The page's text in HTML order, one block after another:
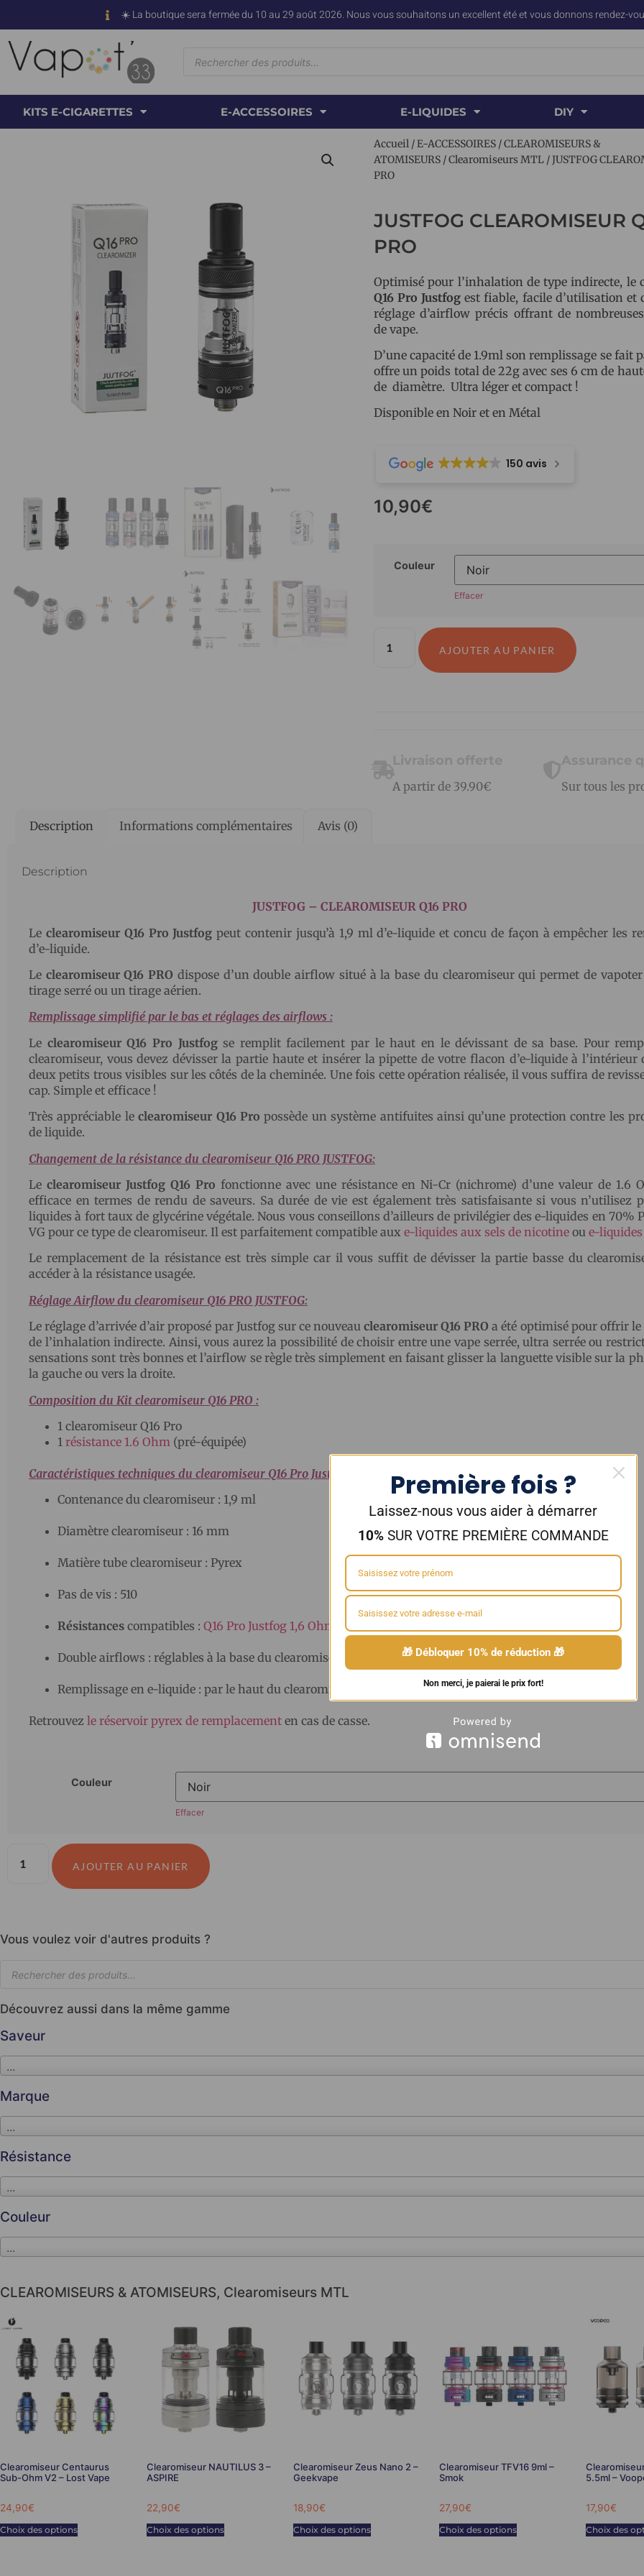
☀️ La boutique sera fermée du 10 au 29 août 2026. Nous vous souhaitons un excellent été et vous donnons rendez-
KITS E-CIGARETTES E-ACCESSOIRES E-LIQUIDES DIY
Accueil /E-ACCESSOIRES /CLEAROMISEURS &
ATOMISEURS /Clearomiseurs MTL / JUSTFOG
PRO
JUSTFOG CLEAROMISEUR
PRO
Optimisé pour l’inhalation de type indirecte, le
Q16 Pro Justfog est fiable, facile d’utilisation et
réglage d’airflow précis offrant de
de vape.
D’une capacité de 1.9ml son remplissage se fait
offre un poids total de 22g avec ses 6 cm de
de diamètre. Ultra léger et compact !
Disponible en Noir et en Métal
150 avis
10,90€
Couleur
Effacer
AJOUTER AU PANIER
Livraison offerte
A partir de 39.90€
Assurance
Sur tous les
Description Informations complémentaires Avis (0)
Description
JUSTFOG – CLEAROMISEUR Q16 PRO
Le clearomiseur Q16 Pro Justfog peut contenir jusqu’à 1,9 ml d’e-liquide et concu de façon à empêcher les
d’e-liquide.
Le clearomiseur Q16 PRO dispose d’un double airflow situé à la base du clearomiseur qui permet de
tirage serré ou un tirage aérien.
Remplissage simplifié par le bas et réglages des airflows :
Le clearomiseur Q16 Pro Justfogse remplit facilement par le haut en le dévissant de sa base. Pour
clearomiseur, vous devez dévisser la partie haute et insérer la pipette de votre flacon d’e-liquide à l’intérieur
deux petits trous visibles sur les côtés de la cheminée. Une fois cette opération réalisée, il vous suffira de
cap. Simple et efficace !
Très appréciable leclearomiseur Q16 Pro possède un système antifuites ainsi qu’une protection contre les
de liquide.
Changement de la résistance du clearomiseur Q16 PRO JUSTFOG:
Le clearomiseur Justfog Q16 Pro fonctionne avec une résistance en Ni-Cr (nichrome) d’une valeur de 1.6
efficace en termes de rendu de saveurs. Sa durée de vie est également très satisfaisante si vous n’utilisez
liquides à fort taux de glycérine végétale. Nous vous conseillons d’ailleurs de privilégier des e-liquides en 70%
VG pour ce type de clearomiseur. Il est parfaitement compatible aux e-liquides aux sels de nicotine ou e-liquides
Le remplacement de la résistance est très simple car il vous suffit de dévisser la partie basse du
accéder à la résistance usagée.
Réglage Airflow du clearomiseur Q16 PRO JUSTFOG:
Le réglage d’arrivée d’air proposé par Justfog sur ce nouveauclearomiseur Q16 PRO a été optimisé pour offrir
de l’inhalation indirecte. Ainsi, vous aurez la possibilité de choisir entre une vape serrée, ultra serrée ou
sensations sont très bonnes et l’airflow se règle très simplement en faisant glisser la languette visible sur la
la gauche ou vers la droite.
Composition du Kit clearomiseur Q16 PRO :
1 clearomiseur Q16 Pro
1 résistance 1.6 Ohm (pré-équipée)
Caractéristiques techniques du clearomiseur Q16 Pro JustFog :
Contenance du clearomiseur : 1,9 ml
Diamètre clearomiseur : 16 mm
Matière tube clearomiseur : Pyrex
Pas de vis : 510
Résistances compatibles : Q16 Pro Justfog 1,6 Ohm (3,2V – 4,4V) et (3,2V – 4,4V)
Double airflows : réglables à la base du clearomiseur
Remplissage en e-liquide : par le haut du clearomiseur
Retrouvez le réservoir pyrex de remplacement en cas de casse.
Couleur
Effacer
AJOUTER AU PANIER
Vous voulez voir d'autres produits ?
Découvrez aussi dans la même gamme
Saveur
...
Marque
...
Résistance
...
Couleur
...
CLEAROMISEURS & ATOMISEURS, Clearomiseurs MTL
Clearomiseur Centaurus
Sub-Ohm V2 – Lost Vape
24,90€
Choix des options
Clearomiseur NAUTILUS 3 –
ASPIRE
22,90€
Choix des options
Clearomiseur Zeus Nano 2 –
Geekvape
18,90€
Choix des options
Clearomiseur TFV16 9ml –
Smok
27,90€
Choix des options
5.5ml –
17,90€
Choix des
Première fois ?
Laissez-nous vous aider à démarrer
10%SUR VOTRE PREMIÈRE COMMANDE
🎁 Débloquer 10% de réduction 🎁
Non merci, je paierai le prix fort!